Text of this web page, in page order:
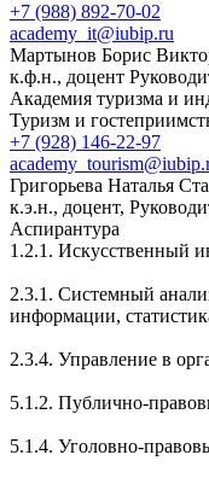
+7 (988) 892-70-02
academy_it@iubip.ru
Мартынов Борис
к.ф.н., доцент
Академия туризма и
Туризм и
+7 (928) 146-22-97
Григорьева Наталья
к.э.н., доцент,
Аспирантура
1.2.1. Искусственный
2.3.1. Системный
информации,
2.3.4. Управление в
5.1.2. Публично-
5.1.4. Уголовно-